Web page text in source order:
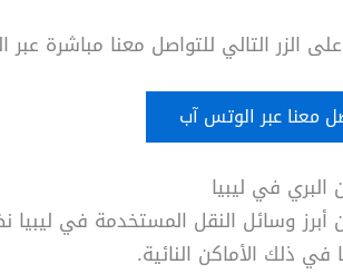
الزر التالي للتواصل معنا مباشرة
معنا عبر الوتس آب
في ليبيا
وسائل النقل المستخدمة في ليبيا
ذلك الأماكن النائية.